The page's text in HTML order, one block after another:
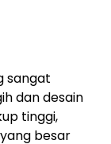
sangat
dan desain
tinggi,
besar